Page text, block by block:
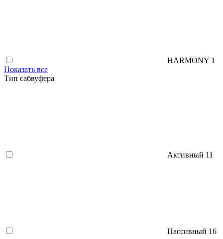
HARMONY 1
Показать все
Тип сабвуфера
Активный 11
Пассивный 16